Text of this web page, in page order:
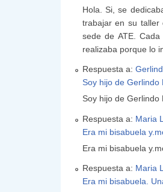
Hola. Si, se
trabajar en su taller
sede de ATE.
realizaba porque lo
Respuesta a:
Soy hijo de Gerlindo
Soy hijo de
Respuesta a: Maria
Era mi bisabuela
Era mi bisabuela
Respuesta a: Maria
Era mi bisabuela.